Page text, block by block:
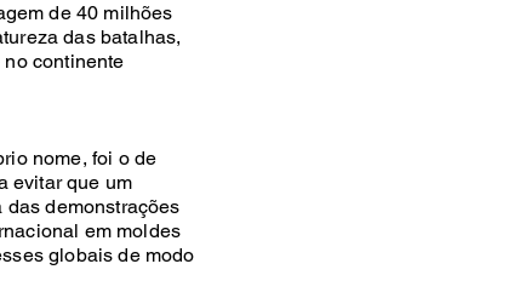
de 40 milhões
das batalhas,
continente
nome, foi o de
evitar que um
das demonstrações
em moldes
globais de modo